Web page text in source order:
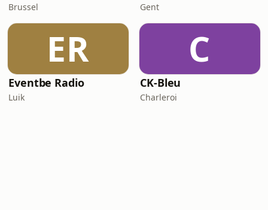
Brussel Gent
ER
Eventbe Radio
Luik
C
CK-Bleu
Charleroi